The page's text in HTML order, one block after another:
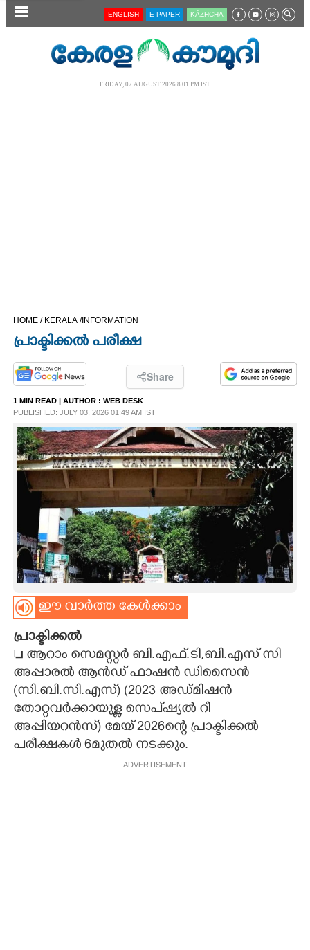
SECTIONS
CINEMA
OPINION
PHOTOS
LIFESTYLE
SPIRITUAL
INFO+
ART
ASTRO
CARTOONS
LITERATURE
ZOOM
ENGLISH E-PAPER KĀZHCHA
FRIDAY, 07 AUGUST 2026 8.01 PM IST
HOME / KERALA /INFORMATION
പ്രാക്ടിക്കൽ പരീക്ഷ
Share
1 MIN READ | AUTHOR : WEB DESK
PUBLISHED: JULY 03, 2026 01:49 AM IST
ഈ വാർത്ത കേൾക്കാം
പ്രാക്ടിക്കൽ
 ആറാം സെമസ്റ്റർ ബി.എഫ്.ടി,ബി.എസ് സി
അപ്പാരൽ ആൻഡ് ഫാഷൻ ഡിസൈൻ
(സി.ബി.സി.എസ്) (2023 അഡ്മിഷൻ
തോറ്റവർക്കായുള്ള സെപ്ഷ്യൽ റീ
അപ്പിയറൻസ്) മേയ് 2026ന്റെ പ്രാക്ടിക്കൽ
പരീക്ഷകൾ 6മുതൽ നടക്കും.
ADVERTISEMENT